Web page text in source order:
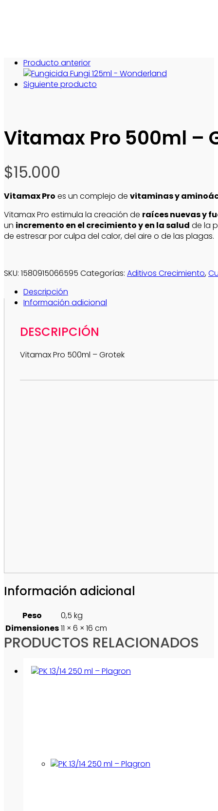
Producto anterior
Siguiente producto
Vitamax Pro 500ml –
$15.000
Vitamax Pro es un complejo de vitaminas y
Vitamax Pro estimula la creación de raíces nuevas y
un incremento en el crecimiento y en la salud de la
de estresar por culpa del calor, del aire o de las plagas.
SKU: 1580915066595 Categorías: Aditivos Crecimiento,
Descripción
Información adicional
DESCRIPCIÓN
Vitamax Pro 500ml – Grotek
Información adicional
Peso
0,5 kg
Dimensiones11 × 6 × 16 cm
PRODUCTOS RELACIONADOS